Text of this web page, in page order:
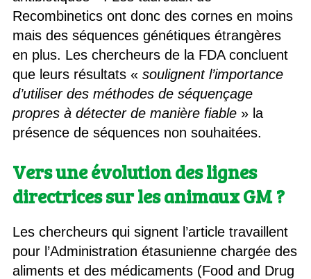
Recombinetics ont donc des cornes en moins
mais des séquences génétiques étrangères
en plus. Les chercheurs de la FDA concluent
que leurs résultats « soulignent l’importance
d’utiliser des méthodes de séquençage
propres à détecter de manière fiable» la
présence de séquences non souhaitées.
Vers une évolution des lignes
directrices sur les animaux GM ?
Les chercheurs qui signent l’article travaillent
pour l’Administration étasunienne chargée des
aliments et des médicaments (Food and Drug